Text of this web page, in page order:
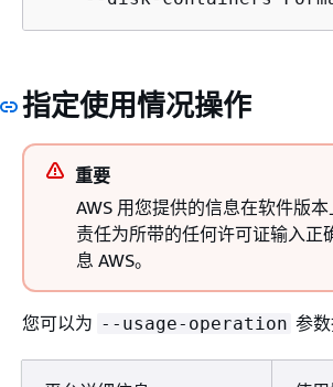
指定使用情况操作
重要
AWS 用您提供的信息在软件版
责任为所带的任何许可证输入正
息 AWS。
您可以为 --usage-operation 参数